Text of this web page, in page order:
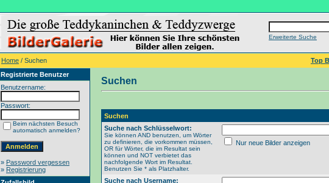
Erweiterte Suche
Home / Suchen
Top
Registrierte Benutzer
Benutzername:
Passwort:
Beim nächsten Besuch
automatisch anmelden?
» Password vergessen
» Registrierung
Suchen
Suchen
Suche nach Schlüsselwort:
Sie können AND benutzen, um Wörter
zu definieren, die vorkommen müssen,
OR für Wörter, die im Resultat sein
können und NOT verbietet das
nachfolgende Wort im Resultat.
Benutzen Sie * als Platzhalter.
Nur neue Bilder anzeigen
Suche nach Username: